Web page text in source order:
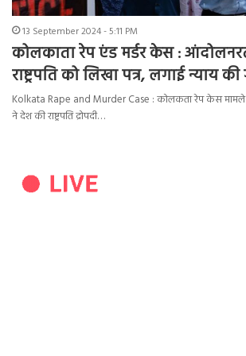
13 September 2024 - 5:11 PM
कोलकाता रेप एंड मर्डर केस :
राष्ट्रपति को लिखा पत्र, लगाई न्याय की
Kolkata Rape and Murder Case : कोलकता रेप केस
ने देश की राष्ट्रपति द्रोपदी…